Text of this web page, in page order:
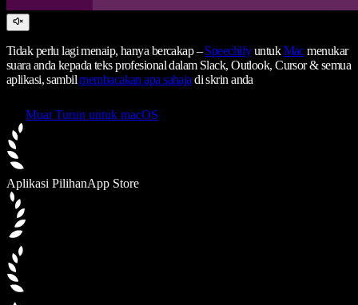
Tidak perlu lagi menaip, hanya bercakap –SpeechifyuntukMacmenukar
suara anda kepada teks profesional dalam Slack, Outlook, Cursor & semua
aplikasi, sambilmembacakan apa sahaja di skrin anda
Muat Turun untuk macOS
Aplikasi PilihanApp Store